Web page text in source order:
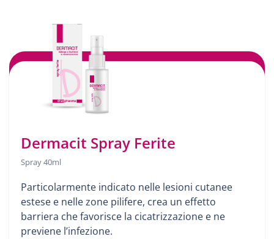
Dermacit Spray Ferite
Spray 40ml
Particolarmente indicato nelle lesioni cutanee
estese e nelle zone pilifere, crea un effetto
barriera che favorisce la cicatrizzazione e ne
previene l’infezione.